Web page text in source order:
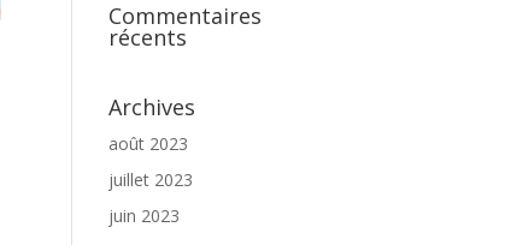
Commentaires
récents
Archives
août 2023
juillet 2023
juin 2023